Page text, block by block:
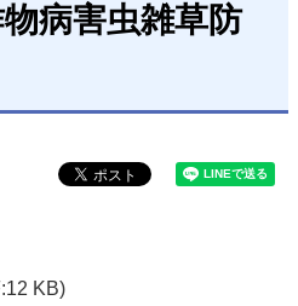
病害虫雑草防
KB)